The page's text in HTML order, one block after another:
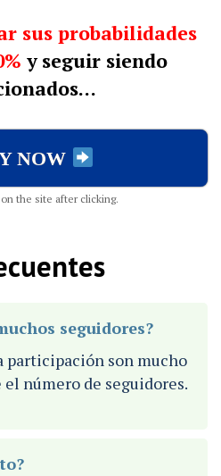
sus probabilidades
y seguir siendo
NOW
the site after clicking.
seguidores?
participación son mucho
número de seguidores.